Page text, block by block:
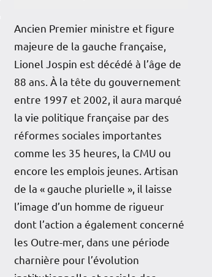
Ancien Premier ministre et figure
majeure de la gauche française,
Lionel Jospin est décédé à l’âge de
88 ans. À la tête du gouvernement
entre 1997 et 2002, il aura marqué
la vie politique française par des
réformes sociales importantes
comme les 35 heures, la CMU ou
encore les emplois jeunes. Artisan
de la « gauche plurielle », il laisse
l’image d’un homme de rigueur
dont l’action a également concerné
les Outre-mer, dans une période
charnière pour l’évolution